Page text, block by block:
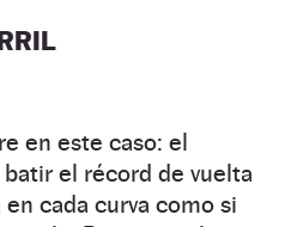
en este caso: el
el récord de vuelta
cada curva como si